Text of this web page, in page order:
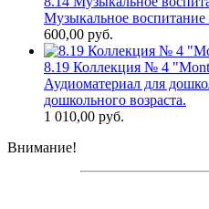
Музыкальное
600,00 руб.
8.19 Коллекция № 4
Аудиоматериал для
дошкольного возраста.
1 010,00 руб.
Внимание!